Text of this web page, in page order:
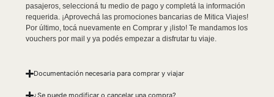
pasajeros, seleccioná tu medio de pago y completá la información
requerida. ¡Aprovechá las promociones bancarias de Mitica Viajes!
Por último, tocá nuevamente en Comprar y ¡listo! Te mandamos los
vouchers por mail y ya podés empezar a disfrutar tu viaje.
Documentación necesaria para comprar y viajar
¿Se puede modificar o cancelar una compra?